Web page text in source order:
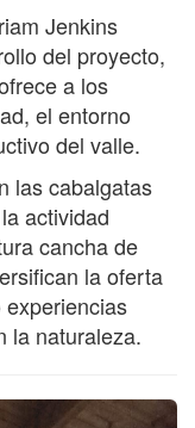
Jenkins
del proyecto,
a los
el entorno
del valle.
las cabalgatas
actividad
cancha de
la oferta
la naturaleza.